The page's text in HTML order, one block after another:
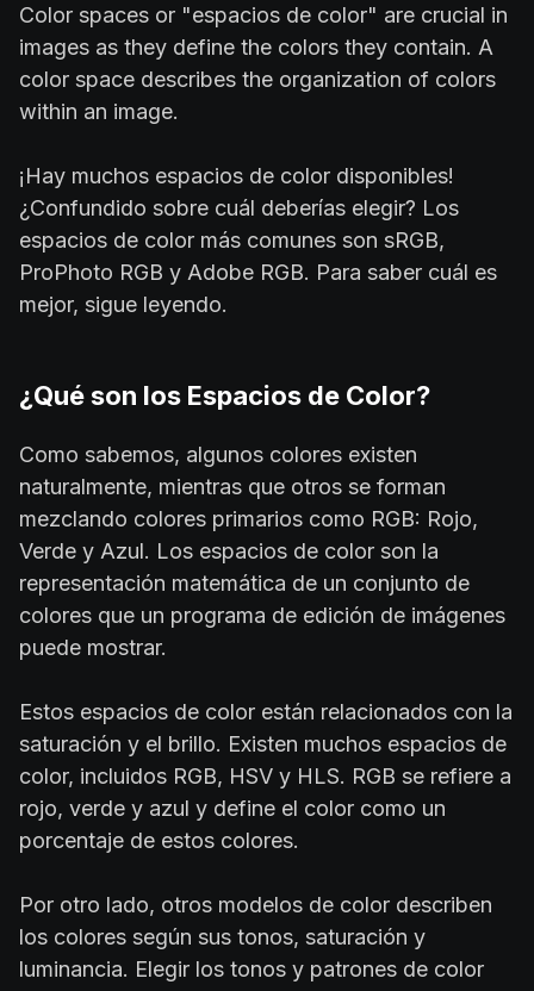
Color spaces or "espacios de color" are crucial in
images as they define the colors they contain. A
color space describes the organization of colors
within an image.
¡Hay muchos espacios de color disponibles!
¿Confundido sobre cuál deberías elegir? Los
espacios de color más comunes son sRGB,
ProPhoto RGB y Adobe RGB. Para saber cuál es
mejor, sigue leyendo.
¿Qué son los Espacios de Color?
Como sabemos, algunos colores existen
naturalmente, mientras que otros se forman
mezclando colores primarios como RGB: Rojo,
Verde y Azul. Los espacios de color son la
representación matemática de un conjunto de
colores que un programa de edición de imágenes
puede mostrar.
Estos espacios de color están relacionados con la
saturación y el brillo. Existen muchos espacios de
color, incluidos RGB, HSV y HLS. RGB se refiere a
rojo, verde y azul y define el color como un
porcentaje de estos colores.
Por otro lado, otros modelos de color describen
los colores según sus tonos, saturación y
luminancia. Elegir los tonos y patrones de color